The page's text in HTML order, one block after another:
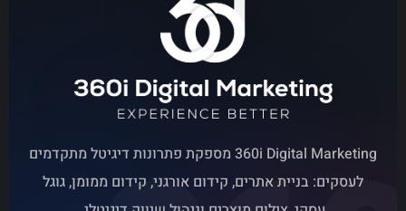
360i Digital Marketing מספקת פתרונות דיגיטל מתקדמים
לעסקים: בניית אתרים, קידום אורגני, קידום ממומן, גוגל